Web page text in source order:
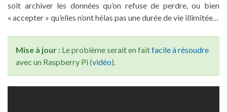
soit archiver les données qu’on refuse de perdre, ou bien
« accepter » qu’elles n’ont hélas pas une durée de vie illimitée…
Mise à jour : Le problème serait en faitfacile à résoudre
avec un Raspberry Pi (vidéo).